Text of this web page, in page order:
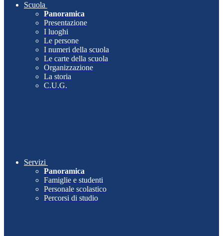
Scuola
Panoramica
Presentazione
I luoghi
Le persone
I numeri della scuola
Le carte della scuola
Organizzazione
La storia
C.U.G.
Servizi
Panoramica
Famiglie e studenti
Personale scolastico
Percorsi di studio